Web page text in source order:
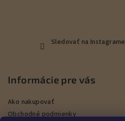
Sledovať na Instagrame
Informácie pre vás
Ako nakupovať
Obchodné podmienky